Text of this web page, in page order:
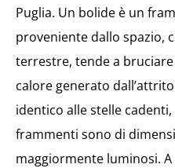
Puglia. Un bolide è un
proveniente dallo spazio,
terrestre, tende a bruciare
calore generato
identico alle stelle
frammenti sono di
maggiormente luminosi.